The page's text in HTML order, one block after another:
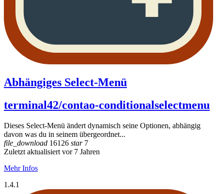
Abhängiges Select-Menü
terminal42/contao-conditionalselectmenu
Dieses Select-Menü ändert dynamisch seine Optionen, abhängig
davon was du in seinem übergeordnet...
file_download 16126 star7
Zuletzt aktualisiert vor 7 Jahren
Mehr Infos
1.4.1